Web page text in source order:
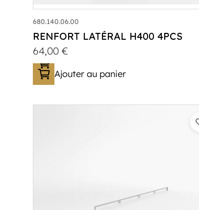
680.140.06.00
RENFORT LATÉRAL H400 4PCS
64,00€
Ajouter au panier